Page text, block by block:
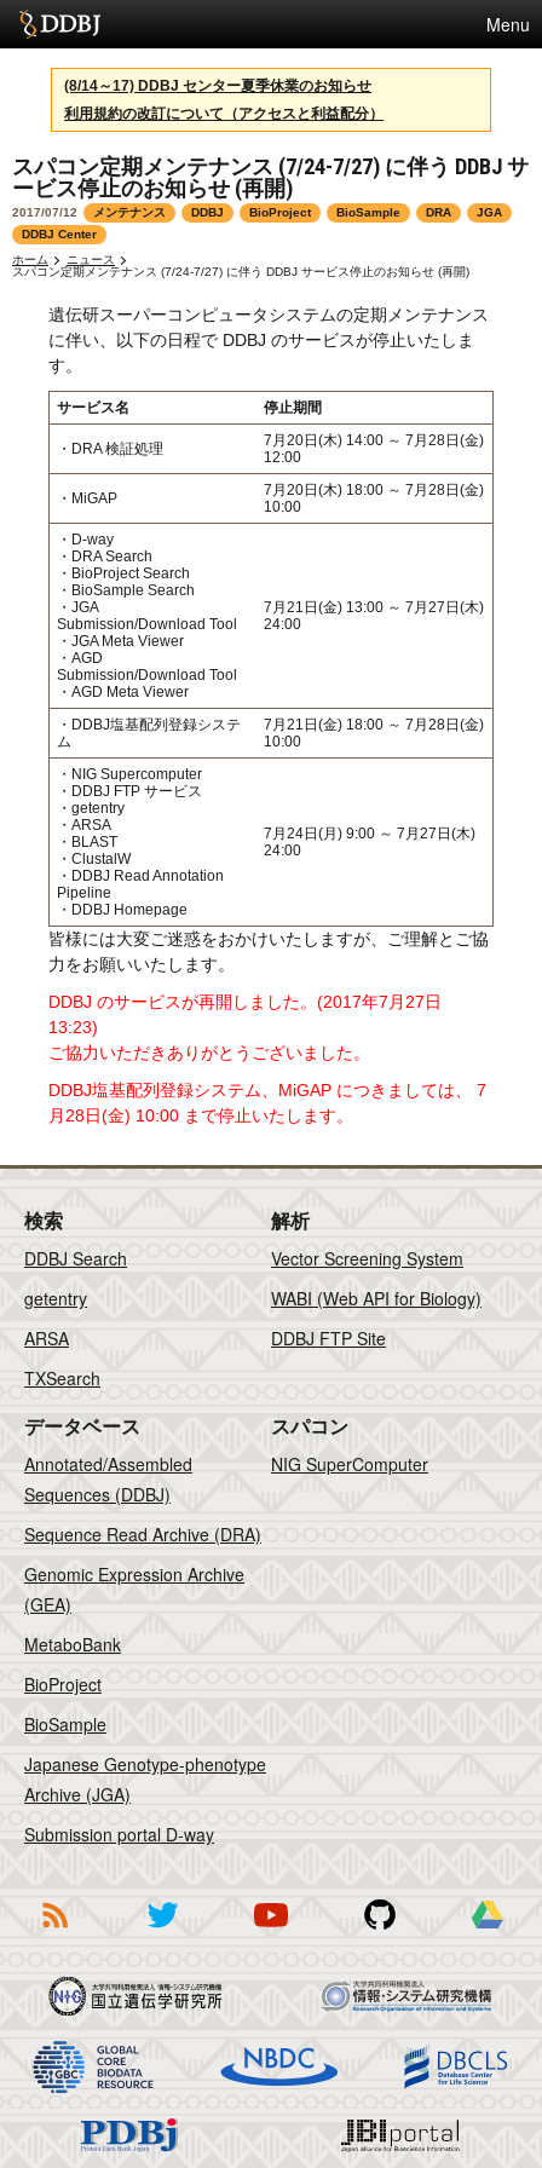
Menu
サービス
スパコン
統計
活動
センターについて
利用規約
問合せ
English
(8/14～17) DDBJ センター夏季休業のお知らせ
利用規約の改訂について（アクセスと利益配分）
スパコン定期メンテナンス (7/24-7/27) に伴う DDBJ サ
ービス停止のお知らせ (再開)
2017/07/12 メンテナンス DDBJ BioProject BioSample DRA
JGA
DDBJ Center
ホーム
ニュース
スパコン定期メンテナンス (7/24-7/27) に伴う DDBJ サービス停止のお知らせ (再開)
遺伝研スーパーコンピュータシステムの定期メンテナンス
に伴い、以下の日程で DDBJ のサービスが停止いたしま
す。
サービス名 停止期間
・DRA 検証処理
7月20日(木) 14:00 ～ 7月28日(金)
12:00
・MiGAP
7月20日(木) 18:00 ～ 7月28日(金)
10:00
・D-way
・DRA Search
・BioProject Search
・BioSample Search
・JGA
Submission/Download Tool
・JGA Meta Viewer
・AGD
Submission/Download Tool
・AGD Meta Viewer
7月21日(金) 13:00 ～ 7月27日(木)
24:00
・DDBJ塩基配列登録システ
ム
7月21日(金) 18:00 ～ 7月28日(金)
10:00
・NIG Supercomputer
・DDBJ FTP サービス
・getentry
・ARSA
・BLAST
・ClustalW
・DDBJ Read Annotation
Pipeline
・DDBJ Homepage
7月24日(月) 9:00 ～ 7月27日(木)
24:00
皆様には大変ご迷惑をおかけいたしますが、ご理解とご協
力をお願いいたします。
DDBJ のサービスが再開しました。(2017年7月27日
13:23)
ご協力いただきありがとうございました。
DDBJ塩基配列登録システム、MiGAP につきましては、 7
月28日(金) 10:00 まで停止いたします。
検索
DDBJ Search
getentry
ARSA
TXSearch
解析
Vector Screening System
WABI (Web API for Biology)
DDBJ FTP Site
データベース
Annotated/Assembled
Sequences (DDBJ)
Sequence Read Archive (DRA)
Genomic Expression Archive
(GEA)
MetaboBank
BioProject
BioSample
Japanese Genotype-phenotype
Archive (JGA)
Submission portal D-way
スパコン
NIG SuperComputer